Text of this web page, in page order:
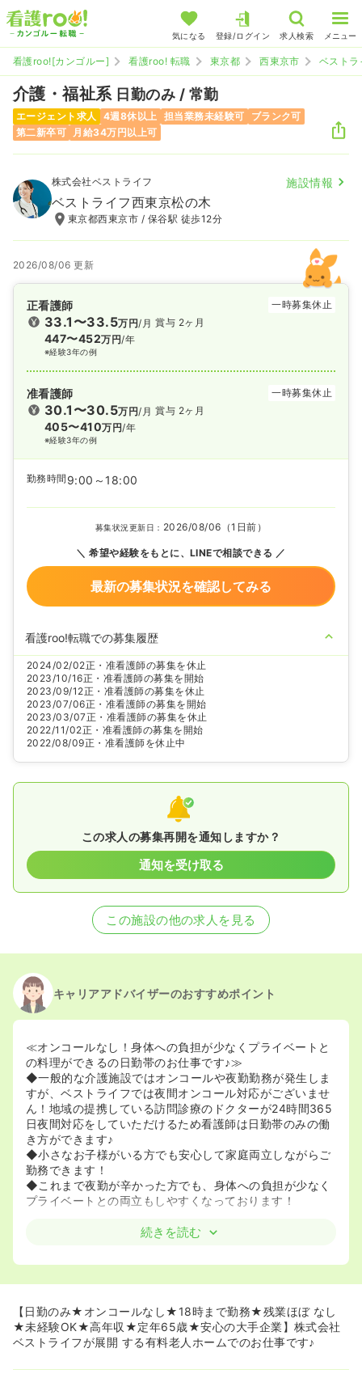
気になる 登録/ログイン 求人検索 メニュー
看護roo![カンゴルー] 看護roo! 転職 東京都 西東京市 ベスト
介護・福祉系 日勤のみ / 常勤
エージェント求人 4週8休以上 担当業務未経験可
ブランク可
第二新卒可
月給34万円以上可
株式会社ベストライフ 施設情報
ベストライフ西東京松の木
東京都西東京市 / 保谷駅 徒歩12分
2026/08/06 更新
正看護師 一時募集休止
33.1〜33.5万円/月
447〜452万円/年
※経験3年の例
賞与 2ヶ月
准看護師 一時募集休止
30.1〜30.5万円/月
405〜410万円/年
※経験3年の例
賞与 2ヶ月
勤務時間 9:00～18:00
募集状況更新日： 2026/08/06（1日前）
希望や経験をもとに、LINEで相談できる
最新の募集状況を確認してみる
看護roo!転職での募集履歴
2024/02/02正・准看護師の募集を休止
2023/10/16正・准看護師の募集を開始
2023/09/12正・准看護師の募集を休止
2023/07/06正・准看護師の募集を開始
2023/03/07正・准看護師の募集を休止
2022/11/02正・准看護師の募集を開始
2022/08/09正・准看護師を休止中
この求人の募集再開を通知しますか？
通知を受け取る
この施設の他の求人を見る
キャリアアドバイザーのおすすめポイント
≪オンコールなし！身体への負担が少なくプライベートと
の料理ができるの日勤帯のお仕事です♪≫
◆一般的な介護施設ではオンコールや夜勤勤務が発生しま
すが、ベストライフでは夜間オンコール対応がございませ
ん！地域の提携している訪問診療のドクターが24時間365
日夜間対応をしていただけるため看護師は日勤帯のみの働
き方ができます♪
◆小さなお子様がいる方でも安心して家庭両立しながらご
勤務できます！
◆これまで夜勤が辛かった方でも、身体への負担が少なく
プライベートとの両立もしやすくなっております！
≪創業時から理念や方針に迷いがない、安心安全の母体≫
以上の有料老人ホームを展開されており、業界最大手の有
安心して生活していただく。心を大切にする介護を提供す
る】を一貫した思いで運営しています。
もともと有料老人ホームの価格相場は、安くても何千万円
利用できる方を増やそうという思いで、低価格でアットホ
続きを読む
【日勤のみ★オンコールなし★18時まで勤務★残業ほぼ なし
★未経験OK★高年収★定年65歳★安心の大手企業】株式会社
ベストライフが展開 する有料老人ホームでのお仕事です♪